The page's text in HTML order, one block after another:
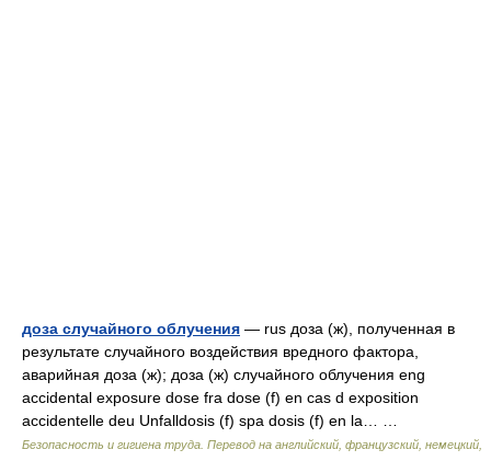
доза случайного облучения — rus доза (ж), полученная в
результате случайного воздействия вредного фактора,
аварийная доза (ж); доза (ж) случайного облучения eng
accidental exposure dose fra dose (f) en cas d exposition
accidentelle deu Unfalldosis (f) spa dosis (f) en la… …
Безопасность и гигиена труда. Перевод на английский, французский, немецкий,